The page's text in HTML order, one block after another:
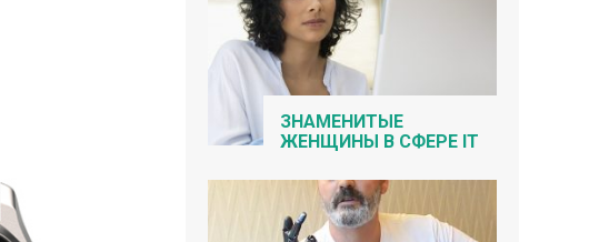
ЗНАМЕНИТЫЕ
ЖЕНЩИНЫ В СФЕРЕ IT